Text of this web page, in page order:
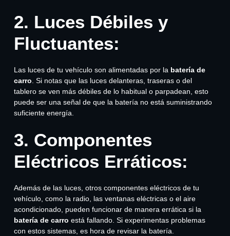
2. Luces Débiles y
Fluctuantes:
Las luces de tu vehículo son alimentadas por la batería de
carro. Si notas que las luces delanteras, traseras o del
tablero se ven más débiles de lo habitual o parpadean, esto
puede ser una señal de que la batería no está suministrando
suficiente energía.
3. Componentes
Eléctricos Erráticos:
Además de las luces, otros componentes eléctricos de tu
vehículo, como la radio, las ventanas eléctricas o el aire
acondicionado, pueden funcionar de manera errática si la
batería de carro está fallando. Si experimentas problemas
con estos sistemas, es hora de revisar la batería.